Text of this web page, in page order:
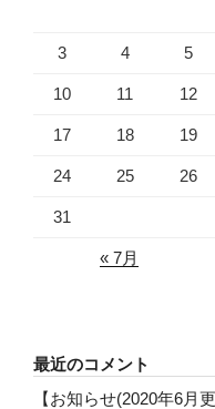
3 4 5
10 11 12
17 18 19
24 25 26
31
« 7月
最近のコメント
【お知らせ(2020年6月